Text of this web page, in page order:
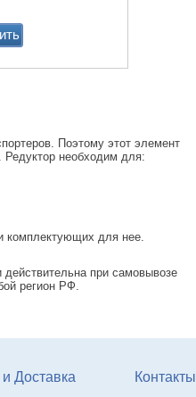
Поэтому этот элемент
Редуктор необходим для:
комплектующих для нее.
при самовывозе
регион РФ.
Доставка Контакты